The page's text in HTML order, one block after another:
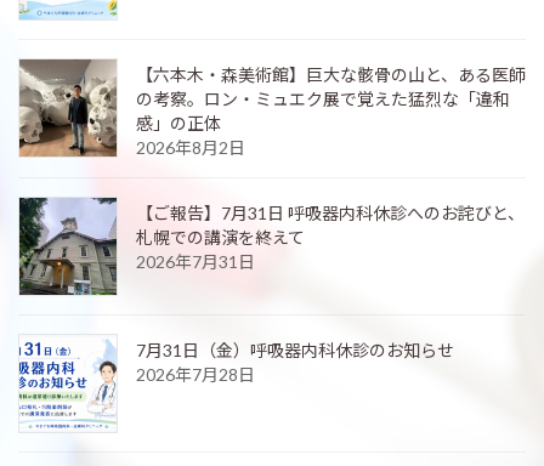
【六本木・森美術館】巨大な骸骨の山と、ある医師
の考察。ロン・ミュエク展で覚えた猛烈な「違和
感」の正体
2026年8月2日
【ご報告】7月31日 呼吸器内科休診へのお詫びと、
札幌での講演を終えて
2026年7月31日
7月31日（金）呼吸器内科休診のお知らせ
2026年7月28日